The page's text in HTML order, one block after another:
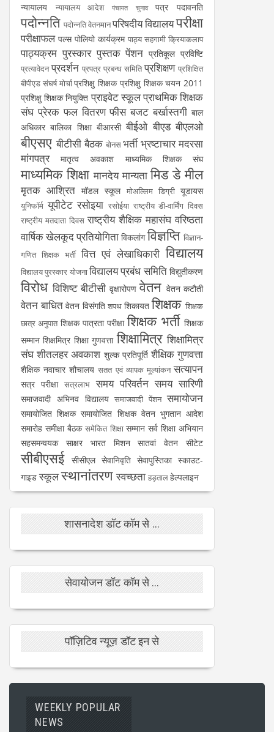
न्यायालय न्यायालय आदेश पंचायत चुनाव पत्र पदावनति
पदोन्नति पदोन्नति वेतनमानपरिषदीय विद्यालयपरीक्षा
परीक्षाफल पल्स पोलियो कार्यक्रम पाठ्य सहगामी क्रियाकलाप
पाठ्यक्रम पुरस्कार पुस्तक पेंशन प्रतिकूल प्रविष्टि
प्रत्यावेदन प्रदर्शन प्रपत्र प्रबन्ध समिति प्रशिक्षण प्रशिक्षित
बीपीएड संघर्ष मोर्चा प्रशिक्षु शिक्षक प्रशिक्षु शिक्षक चयन 2011
प्रशिक्षु शिक्षक नियुक्ति प्राइवेट स्कूलप्राथमिक शिक्षक
संघ प्रेरक फल वितरण फीस बजट बर्खास्तगी बाल
अधिकार बालिका शिक्षा बीआरसी बीईओ बीएड बीएलओ
बीएसए बीटीसी बैठक बोनस भर्ती भ्रष्टाचार मदरसा
मांगपत्र
मातृत्व अवकाश माध्यमिक शिक्षक संघ
माध्यमिक शिक्षा मानदेय मान्यता मिड डे मील
मृतक आश्रित मॉडल स्कूल मोअल्लिम डिग्री यूडायस
यूनिफॉर्म यूपीटेट रसोइया रसोईया राष्ट्रीय डी-वार्मिंग दिवस
राष्ट्रीय मतदाता दिवस राष्ट्रीय शैक्षिक महासंघ वरिष्ठता
वार्षिक खेलकूद प्रतियोगिता विकलांग विज्ञप्ति विज्ञान-
गणित शिक्षक भर्ती वित्त एवं लेखाधिकारी विद्यालय
विद्यालय पुरस्कार योजनाविद्यालय प्रबंध समिति विद्युतीकरण
विरोध विशिष्ट बीटीसी वृक्षारोपण वेतन वेतन कटौती
वेतन बाधित वेतन विसंगति शपथ शिकायत शिक्षक शिक्षक
छात्र अनुपात शिक्षक पात्रता परीक्षा शिक्षक भर्ती शिक्षक
सम्मान शिक्षमित्र शिक्षा गुणवत्ता शिक्षामित्र शिक्षामित्र
संघ शीतलहर अवकाश शुल्क प्रतिपूर्ति शैक्षिक गुणवत्ता
शैक्षिक नवाचार शौचालय सतत एवं व्यापक मूल्यांकन सत्यापन
सत्र परीक्षा सत्रलाभ समय परिवर्तन समय सारिणी
समाजवादी अभिनव विद्यालय समाजवादी पेंशन समायोजन
समायोजित शिक्षक समायोजित शिक्षक वेतन भुगतान आदेश
समारोह समीक्षा बैठक समेकित शिक्षा सम्मान सर्व शिक्षा अभियान
सहसमन्वयक
साक्षर भारत मिशन सातवां वेतन सीटेट
सीबीएसई सीसीएल सेवानिवृति सेवापुस्तिका स्काउट-
गाइड स्कूलस्थानांतरण स्वच्छता हड़तालहेल्पलाइन
शासनादेश डॉट कॉम से ...
सेवायोजन डॉट कॉम से ...
पॉज़िटिव न्यूज़ डॉट इन से
WEEKLY POPULAR
NEWS